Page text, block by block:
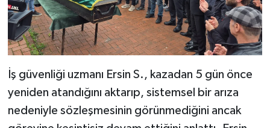
İş güvenliği uzmanı Ersin S., kazadan 5 gün önce
yeniden atandığını aktarıp, sistemsel bir arıza
nedeniyle sözleşmesinin görünmediğini ancak